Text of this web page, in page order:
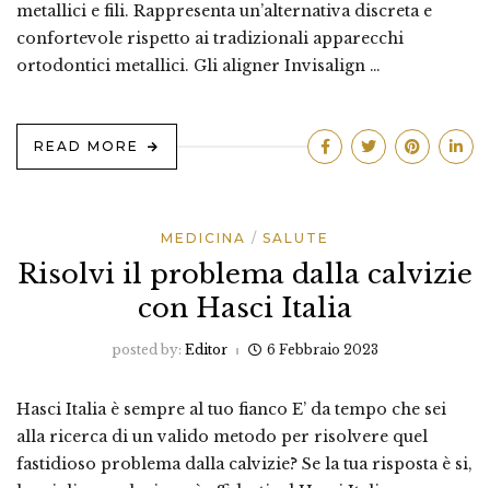
metallici e fili. Rappresenta un’alternativa discreta e
confortevole rispetto ai tradizionali apparecchi
ortodontici metallici. Gli aligner Invisalign …
READ MORE
MEDICINA SALUTE
Risolvi il problema dalla calvizie
con Hasci Italia
posted by: Editor 6 Febbraio 2023
Hasci Italia è sempre al tuo fianco E’ da tempo che sei
alla ricerca di un valido metodo per risolvere quel
fastidioso problema dalla calvizie? Se la tua risposta è si,